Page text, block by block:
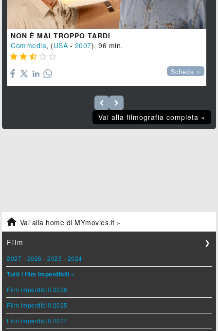
NON È MAI TROPPO TARDI
Commedia, (USA - 2007), 96 min.
    
Scheda »
Vai alla filmografia completa »
 Vai alla home di MYmovies.it »
Film ❯
2027 - 2026 -2025 - 2024
Tutti i film imperdibili »
Film imperdibili 2026
Film imperdibili 2025
Film imperdibili 2024